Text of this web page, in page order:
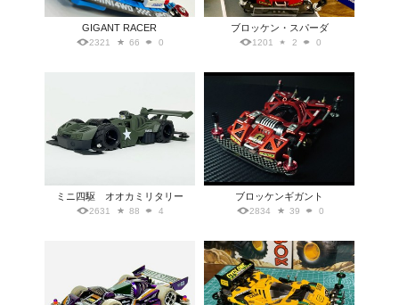
GIGANT RACER
2321 66 0
ブロッケン・スパーダ
1201 2 0
ミニ四駆 オオカミリタリー
2631 88 4
ブロッケンギガント
2834 39 0